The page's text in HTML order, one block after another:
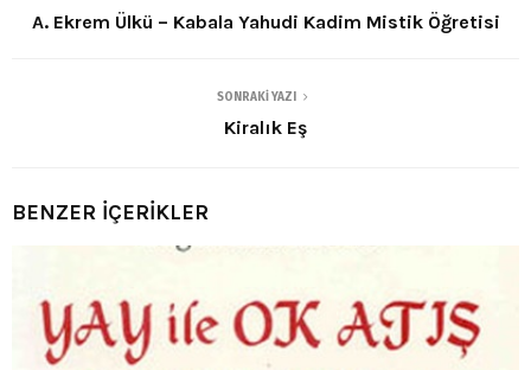
A. Ekrem Ülkü – Kabala Yahudi Kadim Mistik Öğretisi
SONRAKI YAZI
Kiralık Eş
BENZER İÇERİKLER